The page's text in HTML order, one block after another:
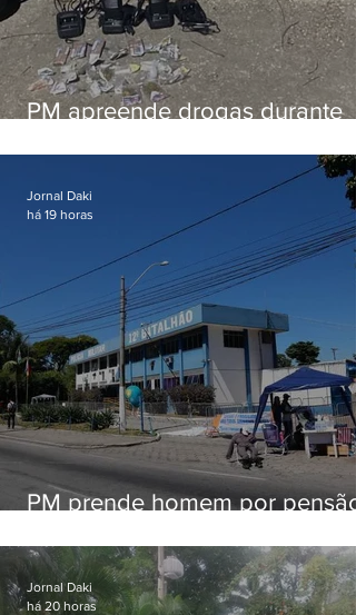
PM apreende drogas durante
PM prende homem por pensão
Jornal Daki
há 19 horas
Jornal Daki
há 20 horas